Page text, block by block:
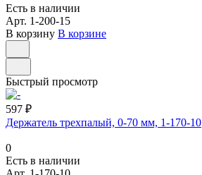
Есть в наличии
Арт. 1-200-15
В корзину В корзине
Быстрый просмотр
597 ₽
Держатель трехпалый, 0-70 мм, 1-170-10
0
Есть в наличии